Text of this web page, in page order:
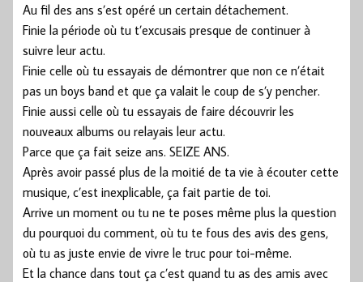
Au fil des ans s’est opéré un certain détachement.
Finie la période où tu t’excusais presque de continuer à
suivre leur actu.
Finie celle où tu essayais de démontrer que non ce n’était
pas un boys band et que ça valait le coup de s’y pencher.
Finie aussi celle où tu essayais de faire découvrir les
nouveaux albums ou relayais leur actu.
Parce que ça fait seize ans. SEIZE ANS.
Après avoir passé plus de la moitié de ta vie à écouter cette
musique, c’est inexplicable, ça fait partie de toi.
Arrive un moment ou tu ne te poses même plus la question
du pourquoi du comment, où tu te fous des avis des gens,
où tu as juste envie de vivre le truc pour toi-même.
Et la chance dans tout ça c’est quand tu as des amis avec